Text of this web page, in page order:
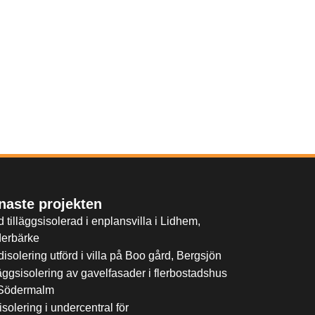
projekten
tilläggsisolerad i enplansvilla i Lidhem,
utförd i villa på Boo gård, Bergsjön
av gavelfasader i flerbostadshus
i undercentral för